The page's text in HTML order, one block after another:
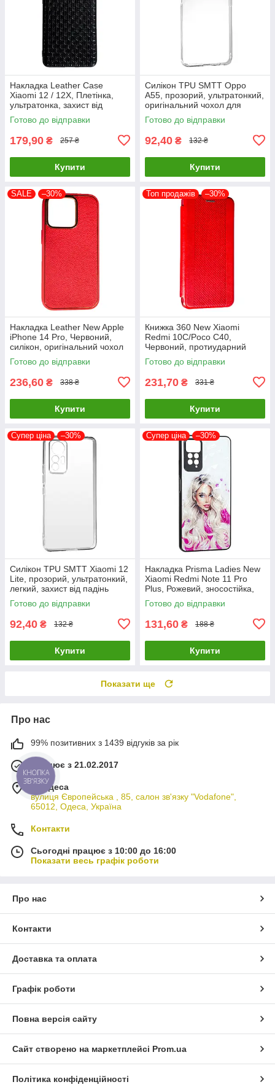
Накладка Leather Case
Xiaomi 12 / 12X, Плетінка,
ультратонка, захист від
подряпин і пилу
Готово до відправки
179,90 ₴ 257 ₴
Купити
Силікон TPU SMTT Oppo
A55, прозорий, ультратонкий,
оригінальний чохол для
захисту смартфона
Готово до відправки
92,40 ₴ 132 ₴
Купити
SALE –30%
Накладка Leather New Apple
iPhone 14 Pro, Червоний,
силікон, оригінальний чохол
Готово до відправки
236,60 ₴ 338 ₴
Купити
Топ продажів –30%
Книжка 360 New Xiaomi
Redmi 10C/Poco C40,
Червоний, протиударний
чохол з екокожі
Готово до відправки
231,70 ₴ 331 ₴
Купити
Супер ціна –30%
Силікон TPU SMTT Xiaomi 12
Lite, прозорий, ультратонкий,
легкий, захист від падінь
Готово до відправки
92,40 ₴ 132 ₴
Купити
Супер ціна –30%
Накладка Prisma Ladies New
Xiaomi Redmi Note 11 Pro
Plus, Рожевий, зносостійка,
пилонепроникна
Готово до відправки
131,60 ₴ 188 ₴
Купити
Показати ще
Про нас
99% позитивних з 1439 відгуків за рік
Працює з 21.02.2017
м. Одеса
вулиця Європейська , 85, салон зв'язку "Vodafone",
65012, Одеса, Україна
Контакти
Сьогодні працює з 10:00 до 16:00
Показати весь графік роботи
Про нас
Контакти
Доставка та оплата
Графік роботи
Повна версія сайту
Сайт створено на маркетплейсі Prom.ua
Політика конфіденційності
КНОПКА
ЗВ'ЯЗКУ